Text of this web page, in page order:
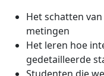
Het schatten
metingen
Het leren hoe
gedetailleerde